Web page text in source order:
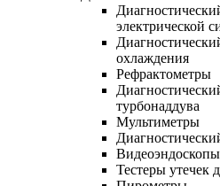
электрической
охлаждения
Рефрактометры
турбонаддува
Мультиметры
Видеоэндоскопы
Тестеры утечек